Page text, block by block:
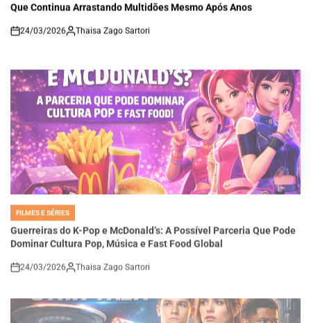
Que Continua Arrastando Multidões Mesmo Após Anos
on
24/03/2026 Thaisa Zago Sartori
POSTED
IN
FILMES E SÉRIES
Guerreiras do K-Pop e McDonald’s: A Possível Parceria Que Pode
Dominar Cultura Pop, Música e Fast Food Global
24/03/2026 Thaisa Zago Sartori